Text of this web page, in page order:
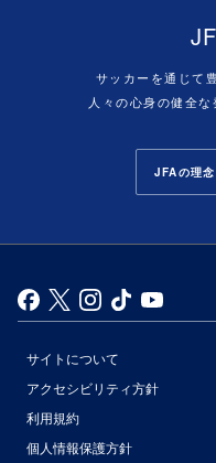
サッカーを通じて
人々の心身の健全
JFAの理
サイトについて
アクセシビリティ方針
利用規約
個人情報保護方針